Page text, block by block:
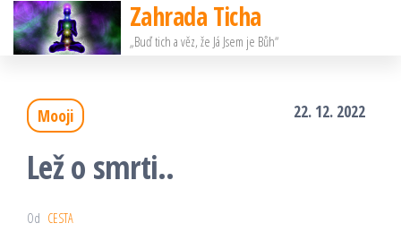
Přeskočit
na
Zahrada Ticha
„Buď tich a věz, že Já Jsem je Bůh“
Mooji 22. 12. 2022
Lež o smrti..
Od CESTA